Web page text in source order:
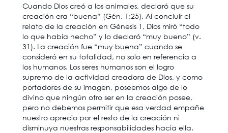
Cuando Dios creó a los animales, declaró que su
creación era “buena” (Gén. 1:25). Al concluir el
relato de la creación en Génesis 1, Dios miró “todo
lo que había hecho” y lo declaró “muy bueno” (v.
31). La creación fue “muy buena” cuando se
consideró en su totalidad, no solo en referencia a
los humanos. Los seres humanos son el logro
supremo de la actividad creadora de Dios, y como
portadores de su imagen, poseemos algo de lo
divino que ningún otro ser en la creación posee,
pero no debemos permitir que esa verdad empañe
nuestro aprecio por el resto de la creación ni
disminuya nuestras responsabilidades hacia ella.